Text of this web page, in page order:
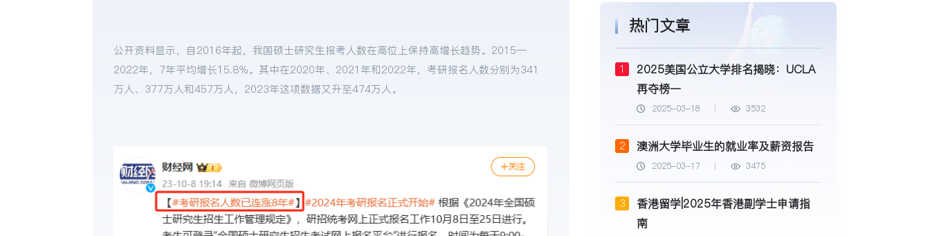
公开资料显示，自2016年起，我国硕士研究生报考人数在高位上保持高增长趋势。2015—
2022年，7年平均增长15.8%。其中在2020年、2021年和2022年，考研报名人数分别为341
万人、377万人和457万人，2023年这项数据又升至474万人。
热门文章
1
2025美国公立大学排名揭晓：UCLA
再夺榜一
2025-03-18 3532
2 澳洲大学毕业生的就业率及薪资报告
2025-03-17 3475
3
香港留学|2025年香港副学士申请指
南